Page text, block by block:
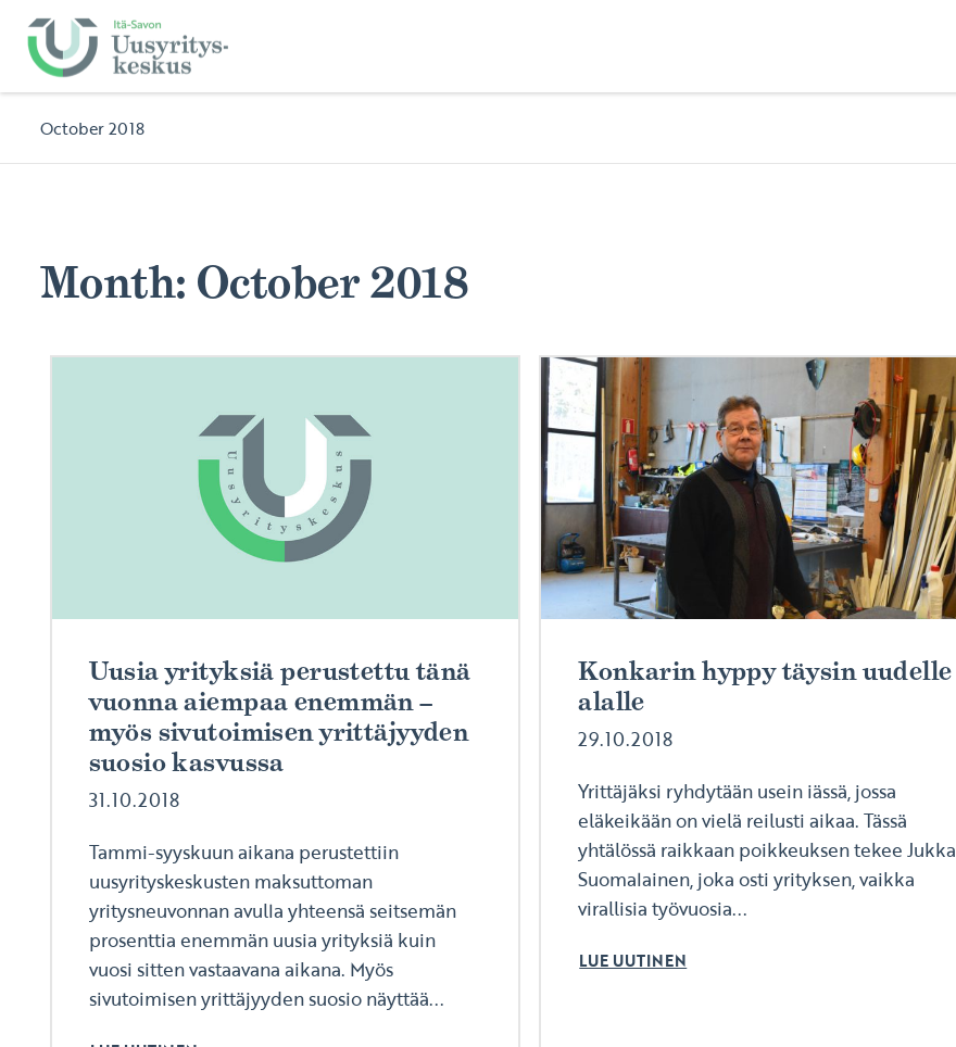
October 2018
Month: October 2018
Uusia yrityksiä perustettu tänä
vuonna aiempaa enemmän –
myös sivutoimisen yrittäjyyden
suosio kasvussa
31.10.2018
Tammi-syyskuun aikana perustettiin
uusyrityskeskusten maksuttoman
yritysneuvonnan avulla yhteensä seitsemän
prosenttia enemmän uusia yrityksiä kuin
vuosi sitten vastaavana aikana. Myös
sivutoimisen yrittäjyyden suosio näyttää...
Konkarin hyppy täysin uudelle
alalle
29.10.2018
Yrittäjäksi ryhdytään usein iässä, jossa
eläkeikään on vielä reilusti aikaa. Tässä
yhtälössä raikkaan poikkeuksen tekee Jukka
Suomalainen, joka osti yrityksen, vaikka
virallisia työvuosia...
LUE UUTINEN